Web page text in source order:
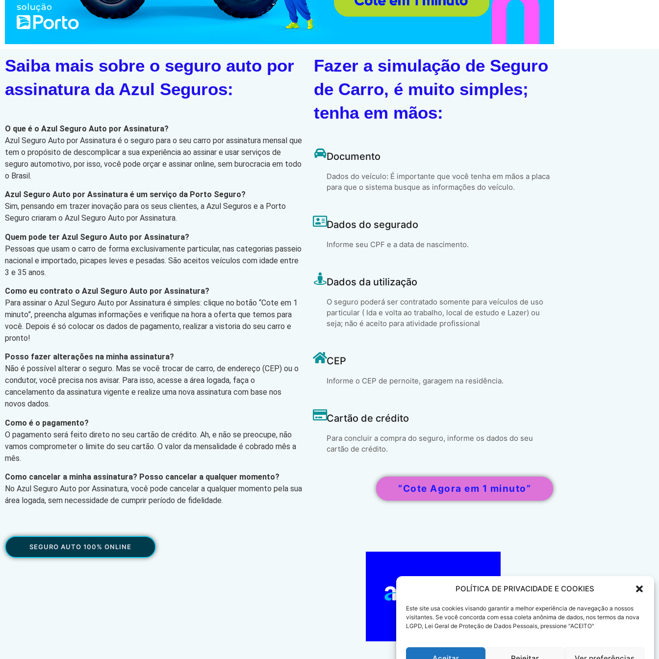
POLÍTICA DE PRIVACIDADE E COOKIES
Este site usa cookies visando garantir a melhor experiência de navegação a nossos
visitantes. Se você concorda com essa coleta anônima de dados, nos termos da nova
LGPD, Lei Geral de Proteção de Dados Pessoais, pressione "ACEITO"
Saiba mais sobre o seguro auto por
assinatura da Azul Seguros:
O que é o Azul Seguro Auto por Assinatura?
Azul Seguro Auto por Assinatura é o seguro para o seu carro por assinatura mensal que
tem o propósito de descomplicar a sua experiência ao assinar e usar serviços de
seguro automotivo, por isso, você pode orçar e assinar online, sem burocracia em todo
o Brasil.
Azul Seguro Auto por Assinatura é um serviço da Porto Seguro?
Sim, pensando em trazer inovação para os seus clientes, a Azul Seguros e a Porto
Seguro criaram o Azul Seguro Auto por Assinatura.
Quem pode ter Azul Seguro Auto por Assinatura?
Pessoas que usam o carro de forma exclusivamente particular, nas categorias passeio
nacional e importado, picapes leves e pesadas. São aceitos veículos com idade entre
3 e 35 anos.
Como eu contrato o Azul Seguro Auto por Assinatura?
Para assinar o Azul Seguro Auto por Assinatura é simples: clique no botão “Cote em 1
minuto”, preencha algumas informações e verifique na hora a oferta que temos para
você. Depois é só colocar os dados de pagamento, realizar a vistoria do seu carro e
pronto!
Posso fazer alterações na minha assinatura?
Não é possível alterar o seguro. Mas se você trocar de carro, de endereço (CEP) ou o
condutor, você precisa nos avisar. Para isso, acesse a área logada, faça o
cancelamento da assinatura vigente e realize uma nova assinatura com base nos
novos dados.
Como é o pagamento?
O pagamento será feito direto no seu cartão de crédito. Ah, e não se preocupe, não
vamos comprometer o limite do seu cartão. O valor da mensalidade é cobrado mês a
mês.
Como cancelar a minha assinatura? Posso cancelar a qualquer momento?
No Azul Seguro Auto por Assinatura, você pode cancelar a qualquer momento pela sua
área logada, sem necessidade de cumprir período de fidelidade.
SEGURO AUTO 100% ONLINE
Fazer a simulação de Seguro
de Carro, é muito simples;
tenha em mãos:
Documento
Dados do veículo: É importante que você tenha em mãos a placa
para que o sistema busque as informações do veículo.
Dados do segurado
Informe seu CPF e a data de nascimento.
Dados da utilização
O seguro poderá ser contratado somente para veículos de uso
particular ( Ida e volta ao trabalho, local de estudo e Lazer) ou
seja; não é aceito para atividade profissional
CEP
Informe o CEP de pernoite, garagem na residência.
Cartão de crédito
Para concluir a compra do seguro, informe os dados do seu
cartão de crédito.
“Cote Agora em 1 minuto”